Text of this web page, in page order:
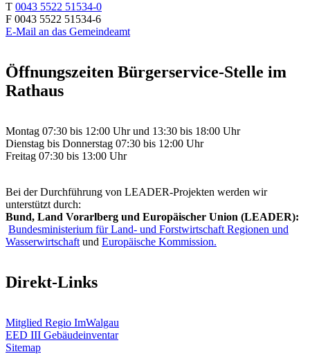
T 0043 5522 51534-0
F 0043 5522 51534-6
E-Mail an das Gemeindeamt
Öffnungszeiten Bürgerservice-Stelle im
Rathaus
Montag 07:30 bis 12:00 Uhr und 13:30 bis 18:00 Uhr
Dienstag bis Donnerstag 07:30 bis 12:00 Uhr
Freitag 07:30 bis 13:00 Uhr
Bei der Durchführung von LEADER-Projekten werden wir
unterstützt durch:
Bund, Land Vorarlberg und Europäischer Union (LEADER):
Bundesministerium für Land- und Forstwirtschaft Regionen und
Wasserwirtschaft und Europäische Kommission.
Direkt-Links
Mitglied Regio ImWalgau
EED III Gebäudeinventar
Sitemap